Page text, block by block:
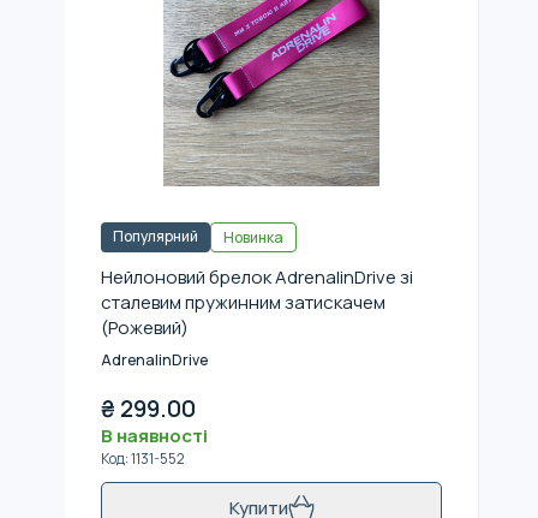
Популярний Новинка
Нейлоновий брелок AdrenalinDrive зі
сталевим пружинним затискачем
(Рожевий)
AdrenalinDrive
₴ 299.00
В наявності
Код:1131-552
Купити